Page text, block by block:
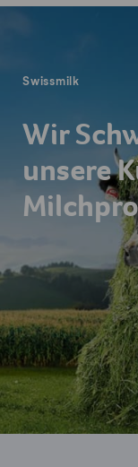
Swissmilk
Wir
unsere